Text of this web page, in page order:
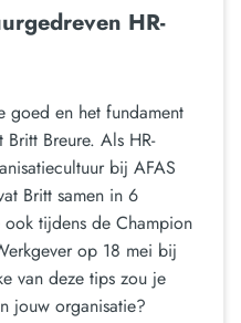
HR-
goed en het fundament
Breure. Als HR-
bij AFAS
Britt samen in 6
tijdens de Champion
op 18 mei bij
van deze tips zou je
jouw organisatie?